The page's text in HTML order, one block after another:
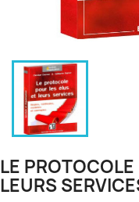
LE
LEURS